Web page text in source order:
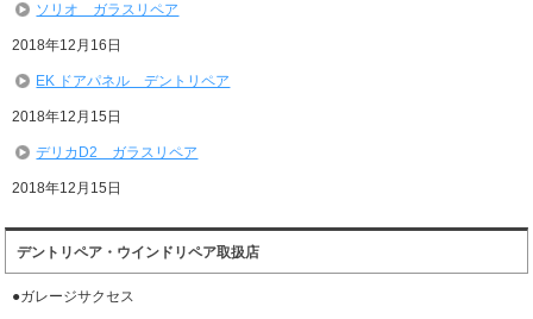
ソリオ ガラスリペア
2018年12月16日
EK ドアパネル デントリペア
2018年12月15日
デリカD2 ガラスリペア
2018年12月15日
デントリペア・ウインドリペア取扱店
●ガレージサクセス